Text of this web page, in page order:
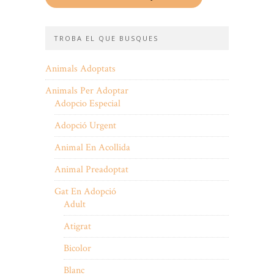
TROBA EL QUE BUSQUES
Animals Adoptats
Animals Per Adoptar
Adopcio Especial
Adopció Urgent
Animal En Acollida
Animal Preadoptat
Gat En Adopció
Adult
Atigrat
Bicolor
Blanc